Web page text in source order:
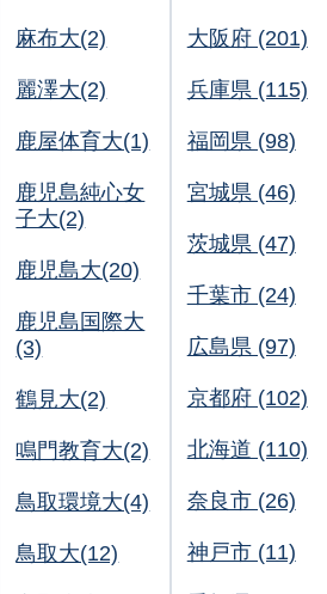
麻布大(2)
麗澤大(2)
鹿屋体育大(1)
鹿児島純心女
子大(2)
鹿児島大(20)
鹿児島国際大
(3)
鶴見大(2)
鳴門教育大(2)
鳥取環境大(4)
鳥取大(12)
大阪府 (201)
兵庫県 (115)
福岡県 (98)
宮城県 (46)
茨城県 (47)
千葉市 (24)
広島県 (97)
京都府 (102)
北海道 (110)
奈良市 (26)
神戸市 (11)